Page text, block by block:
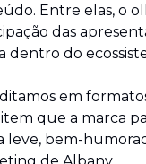
Entre elas, o
das
dentro do
em
que a marca
leve, bem-